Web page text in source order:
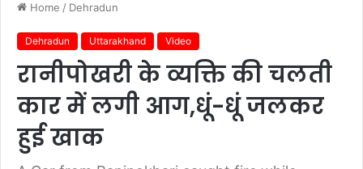
Home / Dehradun
Dehradun Uttarakhand Video
रानीपोखरी के व्यक्ति की चलती
कार में लगी आग,धूं-धूं जलकर
हुई खाक